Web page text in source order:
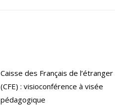
Caisse des Français de l’étranger
(CFE) : visioconférence à visée
pédagogique